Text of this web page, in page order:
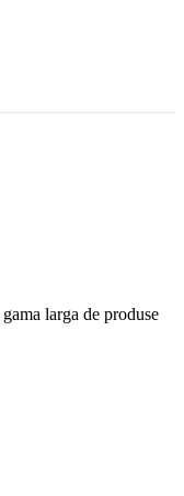
larga de produse